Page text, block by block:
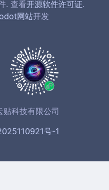
. 查看开源软件许可证.
网站开发
贴科技有限公司
号-1